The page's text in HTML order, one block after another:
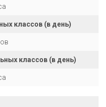
классов (в день)
классов (в день)